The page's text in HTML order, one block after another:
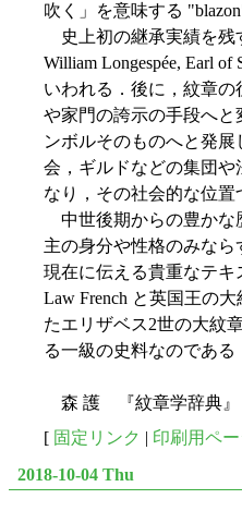
吹く」を意味する
史上初の継承実績を残
William Longespée, Earl
いわれる．後に，紋章
や家門の誇示の手段へ
ンボルそのものへと発
会，ギルドなどの集団や
なり，その社会的な位置
中世後期からの豊かな
主の身分や性格のみな
現在に伝える貴重なテキ
Law French と英国王の大
たエリザベス2世の大紋
る一級の史料なのである
森 護 『紋章学辞典』
[ 固定リンク | 印刷用ペ
2018-10-04 Thu